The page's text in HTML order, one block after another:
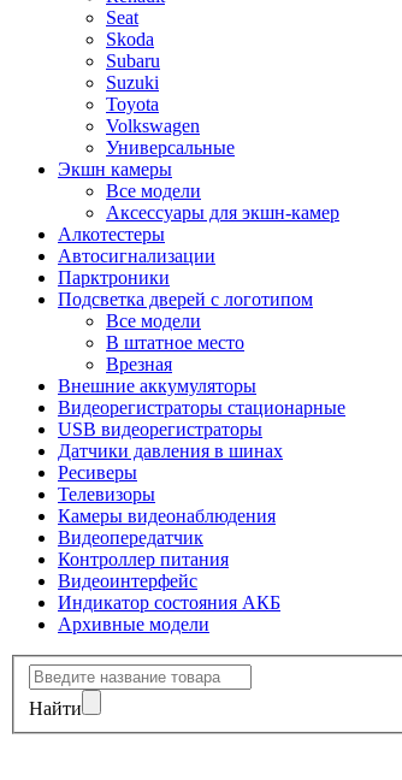
Seat
Skoda
Subaru
Suzuki
Toyota
Volkswagen
Универсальные
Экшн камеры
Все модели
Аксессуары для экшн-камер
Алкотестеры
Автосигнализации
Парктроники
Подсветка дверей с логотипом
Все модели
В штатное место
Врезная
Внешние аккумуляторы
Видеорегистраторы стационарные
USB видеорегистраторы
Датчики давления в шинах
Ресиверы
Телевизоры
Камеры видеонаблюдения
Видеопередатчик
Контроллер питания
Видеоинтерфейс
Индикатор состояния АКБ
Архивные модели
Найти